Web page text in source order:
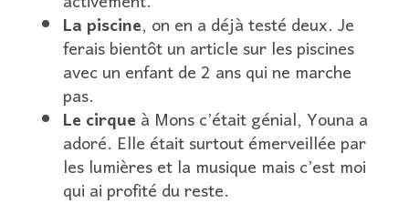
La piscine, on en a déjà testé deux. Je
ferais bientôt un article sur les piscines
avec un enfant de 2 ans qui ne marche
pas.
Le cirqueà Mons c’était génial, Youna a
adoré. Elle était surtout émerveillée par
les lumières et la musique mais c’est moi
qui ai profité du reste.